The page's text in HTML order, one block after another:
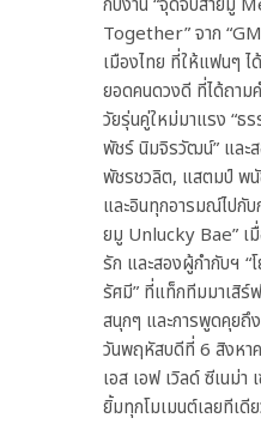
กับงาน “จุดจีบสายมู
Together” จาก
เมืองไทย ที่ให้แฟนๆ
ยอดคนดวงดี ที่ได้ถาม
วัยรุ่นคู่ใหม่มาแรง “
พัชร์ นิมจิรวัฒน์” และ
พัชรชวลิต, แสตมป์ พ
และอินทุกอารมณ์ไปกั
ยมู Unlucky Bae” เมื่
รัก และสองผู้กำกับฯ
รัศมี” ที่แท็กทีมมาเสิร์
สนุกๆ และการพูดคุยถึ
วันพฤหัสบดีที่ 6 สิงหา
เอส เอฟ เวิลด์ ซีเนม่า
ยิ้มทุกโมเมนต์เลยทีเดี